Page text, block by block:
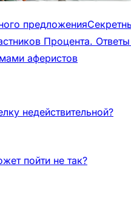
предложения
Процента.
аферистов
недействительной?
пойти не так?